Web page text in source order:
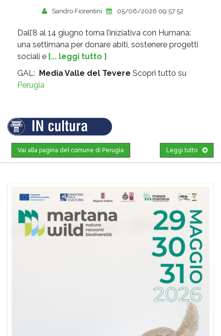
Sandro Fiorentini 05/06/2026 09:57:52
Dall’8 al 14 giugno torna l’iniziativa con Humana:
una settimana per donare abiti, sostenere progetti
sociali e [... leggi tutto ]
GAL: Media Valle del Tevere Scopri tutto su
Perugia
Leggi tutto
Vai alla pagina del comune di Perugia